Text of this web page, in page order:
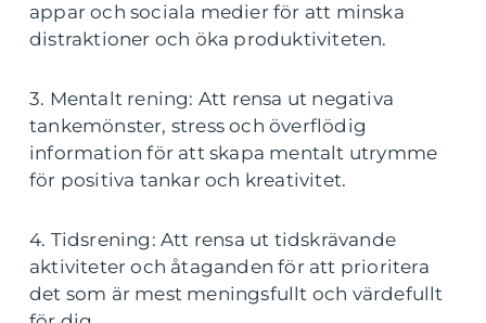
appar och sociala medier för att minska
distraktioner och öka produktiviteten.
3. Mentalt rening: Att rensa ut negativa
tankemönster, stress och överflödig
information för att skapa mentalt utrymme
för positiva tankar och kreativitet.
4. Tidsrening: Att rensa ut tidskrävande
aktiviteter och åtaganden för att prioritera
det som är mest meningsfullt och värdefullt